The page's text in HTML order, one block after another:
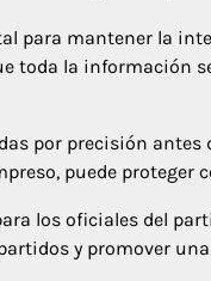
para mantener la
toda la información
por precisión
puede proteger
los oficiales del
y promover